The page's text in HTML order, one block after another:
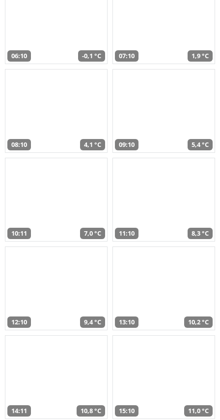
06:10 -0,1 °C 07:10 1,9 °C
08:10 4,1 °C 09:10 5,4 °C
10:11 7,0 °C 11:10 8,3 °C
12:10 9,4 °C 13:10 10,2 °C
14:11 10,8 °C 15:10 11,0 °C